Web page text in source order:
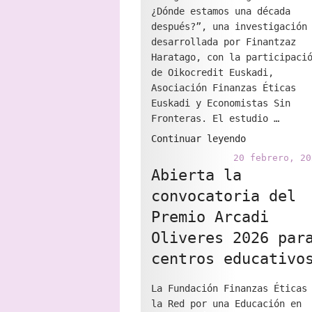
éticas
en
el
aula"
¿Dónde estamos una década
después?”, una investigación
desarrollada por Finantzaz
Haratago, con la
de Oikocredit Euskadi,
Asociación Finanzas Éticas
Euskadi y Economistas Sin
Fronteras. El estudio …
Continuar leyendo"Finanzas
género.
¿Dónde
estamos
una
década
20 febrero,
Abierta la
convocatoria del
Premio Arcadi
Oliveres 2026
centros educativos
La Fundación Finanzas Éticas
la Red por una Educación en